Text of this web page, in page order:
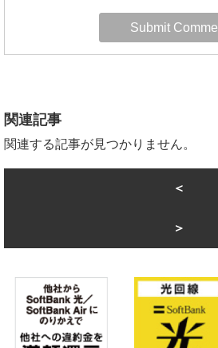
関連記事
関連する記事が見つかりません。
＜
＞